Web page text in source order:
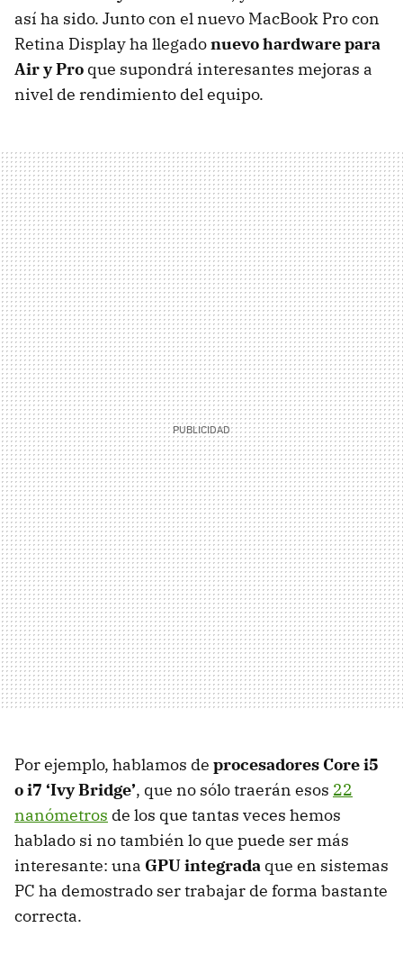
así ha sido. Junto con el nuevo MacBook Pro con
Retina Display ha llegadonuevo hardware para
Air y Pro que supondrá interesantes mejoras a
nivel de rendimiento del equipo.
Por ejemplo, hablamos de procesadores Core i5
o i7 ‘Ivy Bridge’, que no sólo traerán esos 22
nanómetros de los que tantas veces hemos
hablado si no también lo que puede ser más
interesante: una GPUintegrada que en sistemas
PC ha demostrado ser trabajar de forma bastante
correcta.